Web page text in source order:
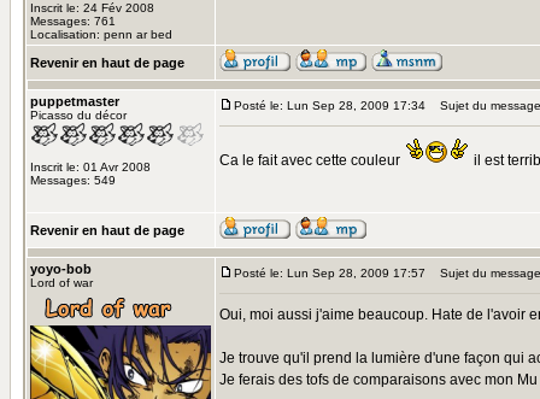
Inscrit le: 24 Fév 2008
Messages: 761
Localisation: penn ar bed
Revenir en haut de page
puppetmaster
Picasso du décor
Inscrit le: 01 Avr 2008
Messages: 549
Posté le: Lun Sep 28, 2009 17:34 Sujet du
Ca le fait avec cette couleur il est
Revenir en haut de page
yoyo-bob
Lord of war
Posté le: Lun Sep 28, 2009 17:57 Sujet du
Oui, moi aussi j'aime beaucoup. Hate de l'avoir
Je trouve qu'il prend la lumière d'une façon qui
Je ferais des tofs de comparaisons avec mon